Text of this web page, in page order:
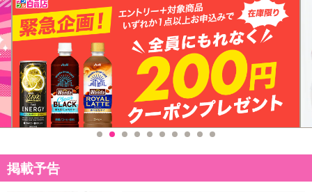
多少色の変化が感じられる場合がございます。
★海外生産のため、縫製の甘い部分や生地の継ぎ目の若干のズレや
多少のほつれや形やサイズ に多少の誤差が生じる場合がございま
す。
大量に仕入れている為に商品によってはシワなどが多い場合もござ
います。また、混紡繊維によって生地の織りに他繊維が混紡してい
る場合もございますが品質上の問題はございません。予めご理解下
さいますようお願い致します。
・原材料/材質/素材：合成皮革-ポリエステル
・商品カラー：ブルー
・商品サイズ：
掲載予告